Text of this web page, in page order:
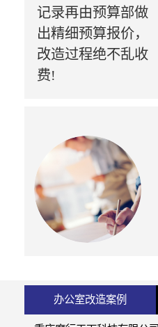
记录再由预算部做
出精细预算报价，
改造过程绝不乱收
费!
办公室改造案例